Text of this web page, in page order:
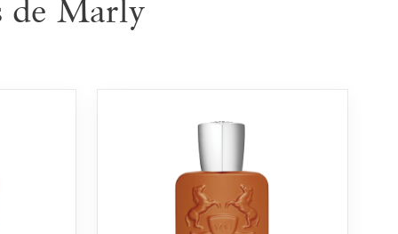
de Marly